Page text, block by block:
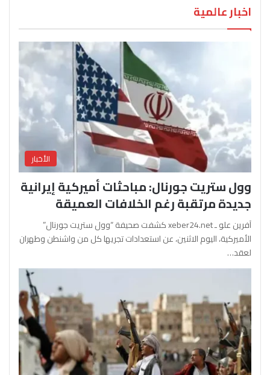
اخبار عالمية
الأخبار
وول ستريت جورنال: مباحثات أميركية إيرانية
جديدة مرتقبة رغم الخلافات العميقة
آفرين علو ـ xeber24.net كشفت صحيفة “وول ستريت جورنال”
الأميركية، اليوم الاثنين، عن استعدادات تجريها كل من واشنطن وطهران
لعقد…